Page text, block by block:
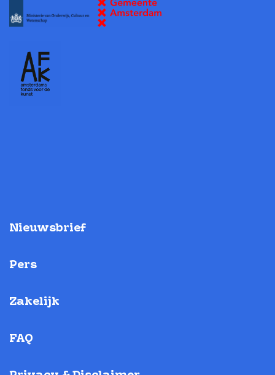
Nieuwsbrief
Pers
Zakelijk
FAQ